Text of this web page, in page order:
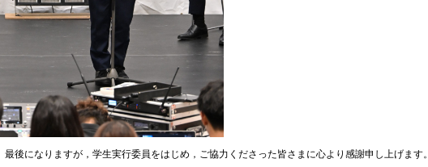
最後になりますが，学生実行委員をはじめ，ご協力くださった皆さまに心より感謝申し上げます。